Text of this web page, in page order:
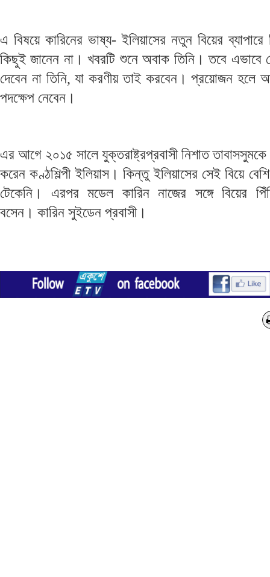
এ বিষয়ে কারিনের ভাষ্য- ইলিয়াসের নতুন বিয়ের ব্যাপারে
কিছুই জানেন না। খবরটি শুনে অবাক তিনি। তবে এভাবে
দেবেন না তিনি, যা করণীয় তাই করবেন। প্রয়োজন হলে
পদক্ষেপ নেবেন।
এর আগে ২০১৫ সালে যুক্তরাষ্ট্রপ্রবাসী নিশাত তাবাসসুমকে
করেন কণ্ঠশিল্পী ইলিয়াস। কিন্তু ইলিয়াসের সেই বিয়ে
টেকেনি। এরপর মডেল কারিন নাজের সঙ্গে বিয়ের
বসেন। কারিন সুইডেন প্রবাসী।